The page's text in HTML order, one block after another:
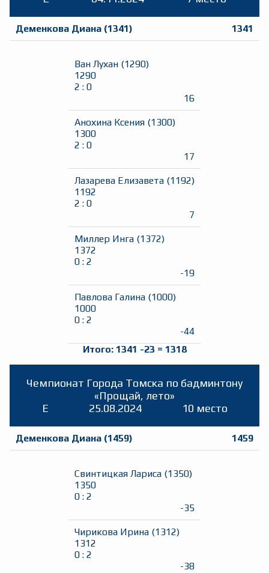
Деменкова Диана (1341) 1341
Ван Лухан (1290)
1290
2 : 0
16
Анохина Ксения (1300)
1300
2 : 0
17
Лазарева Елизавета (1192)
1192
2 : 0
7
Миллер Инга (1372)
1372
0 : 2
-19
Павлова Галина (1000)
1000
0 : 2
-44
Итого: 1341 -23 = 1318
Чемпионат Города Томска по бадминтону
«Прощай, лето»
E
25.08.2024 10 место
Деменкова Диана (1459) 1459
Свинтицкая Лариса (1350)
1350
0 : 2
-35
Чирикова Ирина (1312)
1312
0 : 2
-38